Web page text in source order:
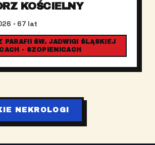
KOŚCIELNY
· 67 lat
PARAFII ŚW. JADWIGI ŚLĄSKIEJ
- SZOPIENICACH
NEKROLOGI